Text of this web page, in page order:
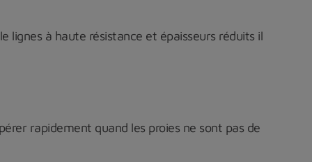
lignes à haute résistance et épaisseurs réduits il
rapidement quand les proies ne sont pas de